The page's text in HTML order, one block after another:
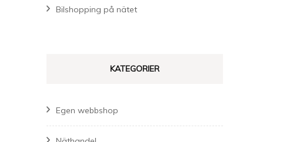
Bilshopping på nätet
KATEGORIER
Egen webbshop